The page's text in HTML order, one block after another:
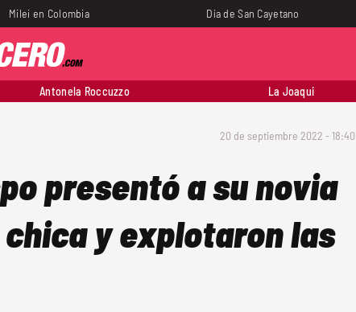
Milei en Colombia Día de San Cayetano
Antonela Roccuzzo La Joaqui
20 de septiembre 2022 - 18:40
presentó a su novia
chica y explotaron las